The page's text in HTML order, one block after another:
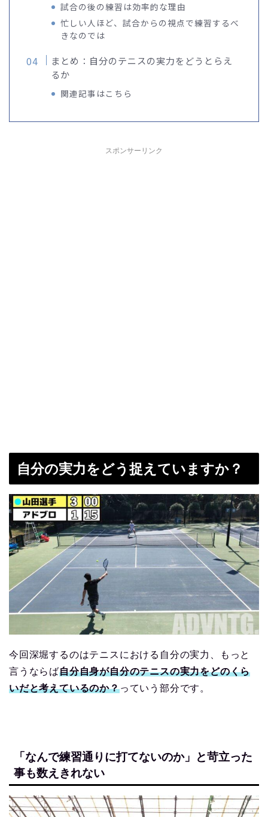
試合の後の練習は効率的な理由
忙しい人ほど、試合からの視点で練習するべ
きなのでは
まとめ：自分のテニスの実力をどうとらえ
るか
関連記事はこちら
スポンサーリンク
自分の実力をどう捉えていますか？
今回深堀するのはテニスにおける自分の実力、もっと
言うならば自分自身が自分のテニスの実力をどのくら
いだと考えているのか？っていう部分です。
「なんで練習通りに打てないのか」と苛立った
事も数えきれない